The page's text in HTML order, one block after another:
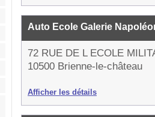
Auto Ecole Galerie
72 RUE DE L ECOLE
10500 Brienne-le-château
Afficher les détails